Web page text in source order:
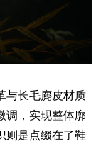
与长毛麂皮材质
调，实现整体廓
则是点缀在了鞋